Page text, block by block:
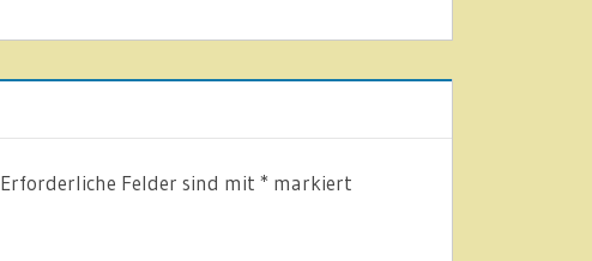
Erforderliche Felder sind mit * markiert